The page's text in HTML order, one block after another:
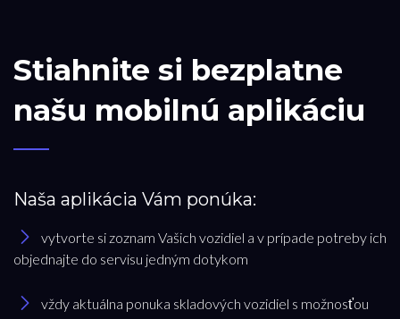
Stiahnite si bezplatne
našu mobilnú aplikáciu
Naša aplikácia Vám ponúka:
vytvorte si zoznam Vašich vozidiel a v prípade potreby ich
objednajte do servisu jedným dotykom
vždy aktuálna ponuka skladových vozidiel s možnosťou